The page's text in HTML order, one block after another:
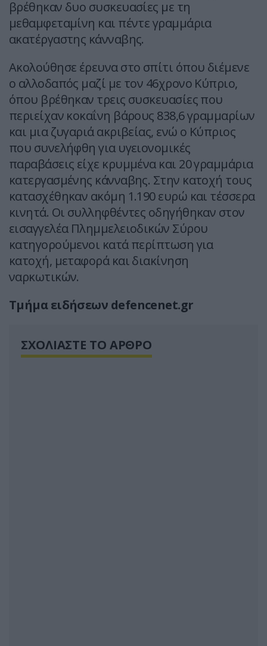
βρέθηκαν δυο συσκευασίες με τη
μεθαμφεταμίνη και πέντε γραμμάρια
ακατέργαστης κάνναβης.
Ακολούθησε έρευνα στο σπίτι όπου διέμενε
ο αλλοδαπός μαζί με τον 46χρονο Κύπριο,
όπου βρέθηκαν τρεις συσκευασίες που
περιείχαν κοκαΐνη βάρους 838,6 γραμμαρίων
και μια ζυγαριά ακριβείας, ενώ ο Κύπριος
που συνελήφθη για υγειονομικές
παραβάσεις είχε κρυμμένα και 20 γραμμάρια
κατεργασμένης κάνναβης. Στην κατοχή τους
κατασχέθηκαν ακόμη 1.190 ευρώ και τέσσερα
κινητά. Οι συλληφθέντες οδηγήθηκαν στον
εισαγγελέα Πλημμελειοδικών Σύρου
κατηγορούμενοι κατά περίπτωση για
κατοχή, μεταφορά και διακίνηση
ναρκωτικών.
Τμήμα ειδήσεων defencenet.gr
ΣΧΟΛΙΑΣΤΕ ΤΟ ΑΡΘΡΟ